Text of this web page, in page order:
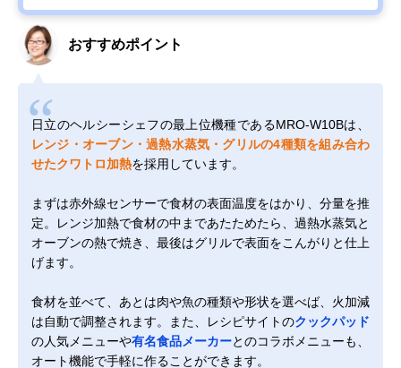
おすすめポイント
日立のヘルシーシェフの最上位機種であるMRO-W10Bは、
レンジ・オーブン・過熱水蒸気・グリルの4種類を組み合わ
せたクワトロ加熱を採用しています。
まずは赤外線センサーで食材の表面温度をはかり、分量を推
定。レンジ加熱で食材の中まであたためたら、過熱水蒸気と
オーブンの熱で焼き、最後はグリルで表面をこんがりと仕上
げます。
食材を並べて、あとは肉や魚の種類や形状を選べば、火加減
は自動で調整されます。また、レシピサイトのクックパッド
の人気メニューや有名食品メーカーとのコラボメニューも、
オート機能で手軽に作ることができます。